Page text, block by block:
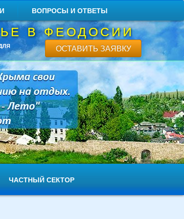
ВОПРОСЫ И ОТВЕТЫ
В ФЕОДОСИИ
ОСТАВИТЬ ЗАЯВКУ
ЧАСТНЫЙ СЕКТОР